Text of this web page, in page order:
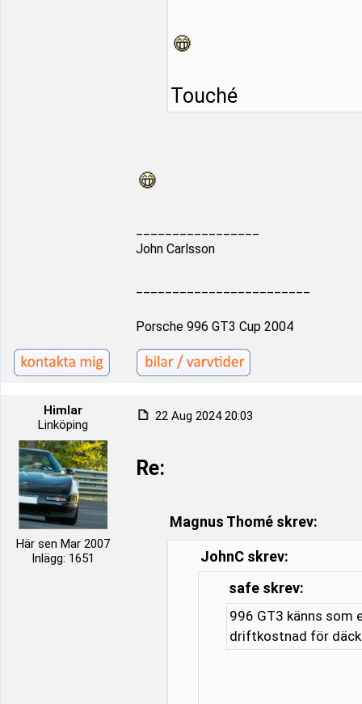
Touché
John Carlsson
Porsche 996 GT3 Cup 2004
Himlar
Linköping
Här sen Mar 2007
Inlägg: 1651
22 Aug 2024 20:03
Re:
Magnus Thomé skrev:
JohnC skrev:
safe skrev:
996 GT3 känns som
driftkostnad för